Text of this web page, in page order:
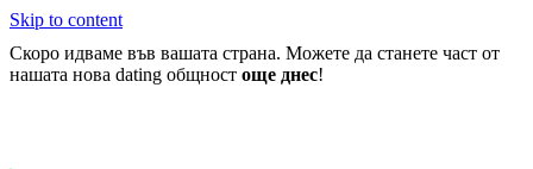
Skip to content
Скоро идваме във вашата страна. Можете да станете част от
нашата нова dating общност още днес!